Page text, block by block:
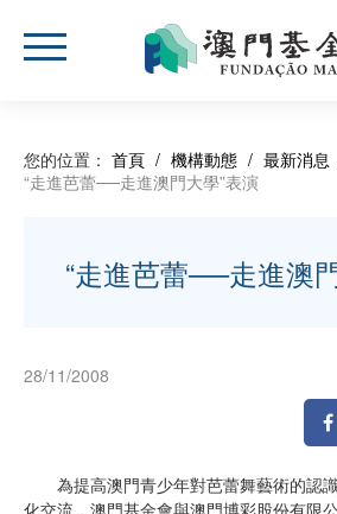
您的位置： 首頁 / 機構動態 / 最新消息
“走進芭蕾──走進澳門大學”表演
“走進芭蕾──走進澳
28/11/2008
為提高澳門青少年對芭蕾舞藝術的認
化交流，澳門基金會與澳門博彩股份有限